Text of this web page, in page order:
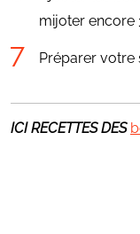
mijoter encore
Préparer votre
ICI RECETTES DES